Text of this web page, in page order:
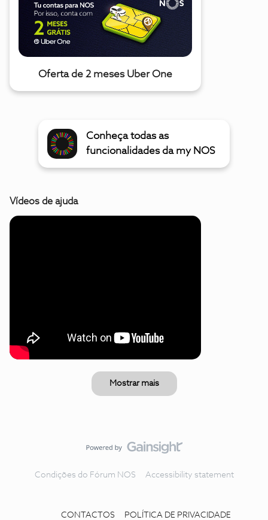
Oferta de 2 meses Uber One
Conheça todas as
funcionalidades da my NOS
Vídeos de ajuda
Mostrar mais
Condições do Fórum NOS Accessibility statement
CONTACTOS POLÍTICA DE PRIVACIDADE